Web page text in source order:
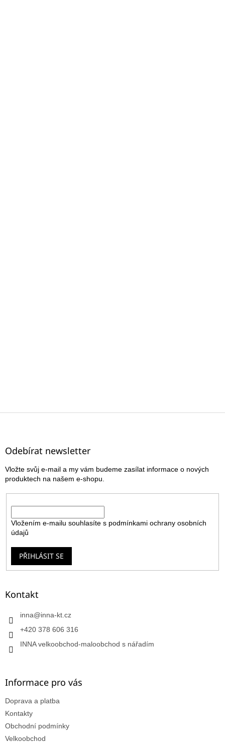
Z
Odebírat newsletter
Vložte svůj e-mail a my vám budeme zasílat informace o nových
produktech na našem e-shopu.
Vložením e-mailu souhlasíte s podmínkami ochrany osobních
údajů
PŘIHLÁSIT SE
Kontakt
inna@inna-kt.cz
+420 378 606 316
INNA velkoobchod-maloobchod s nářadím
Informace pro vás
Doprava a platba
Kontakty
Obchodní podmínky
Velkoobchod